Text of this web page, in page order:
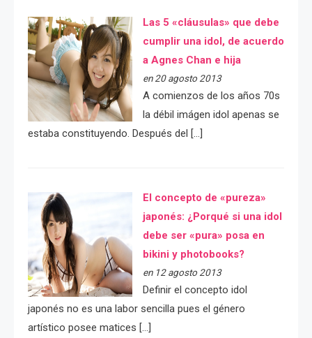
Las 5 «cláusulas» que debe
cumplir una idol, de acuerdo
a Agnes Chan e hija
en 20 agosto 2013
A comienzos de los años 70s
la débil imágen idol apenas se
estaba constituyendo. Después del […]
El concepto de «pureza»
japonés: ¿Porqué si una idol
debe ser «pura» posa en
bikini y photobooks?
en 12 agosto 2013
Definir el concepto idol
japonés no es una labor sencilla pues el género
artístico posee matices […]